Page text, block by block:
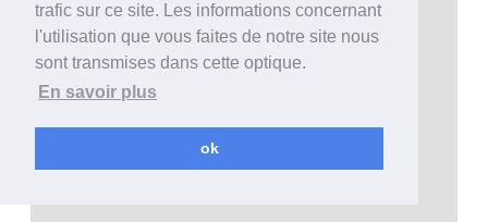
trafic sur ce site. Les informations concernant
l'utilisation que vous faites de notre site nous
sont transmises dans cette optique.
En savoir plus
ok